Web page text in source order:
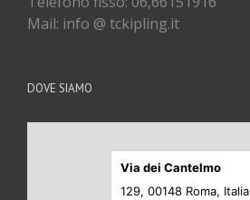
Mail: info @ tckipling.it
DOVE SIAMO
Via dei Cantelmo
129, 00148 Roma, Italia